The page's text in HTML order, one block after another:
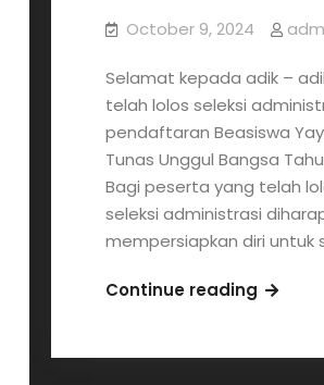
October 9, 2024
Selamat kepada adik –
telah lolos seleksi
pendaftaran Beasiswa
Tunas Unggul Bangsa
Bagi peserta yang telah
seleksi administrasi
mempersiapkan diri untuk
Continue reading